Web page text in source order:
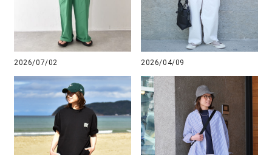
2026/07/02 2026/04/09